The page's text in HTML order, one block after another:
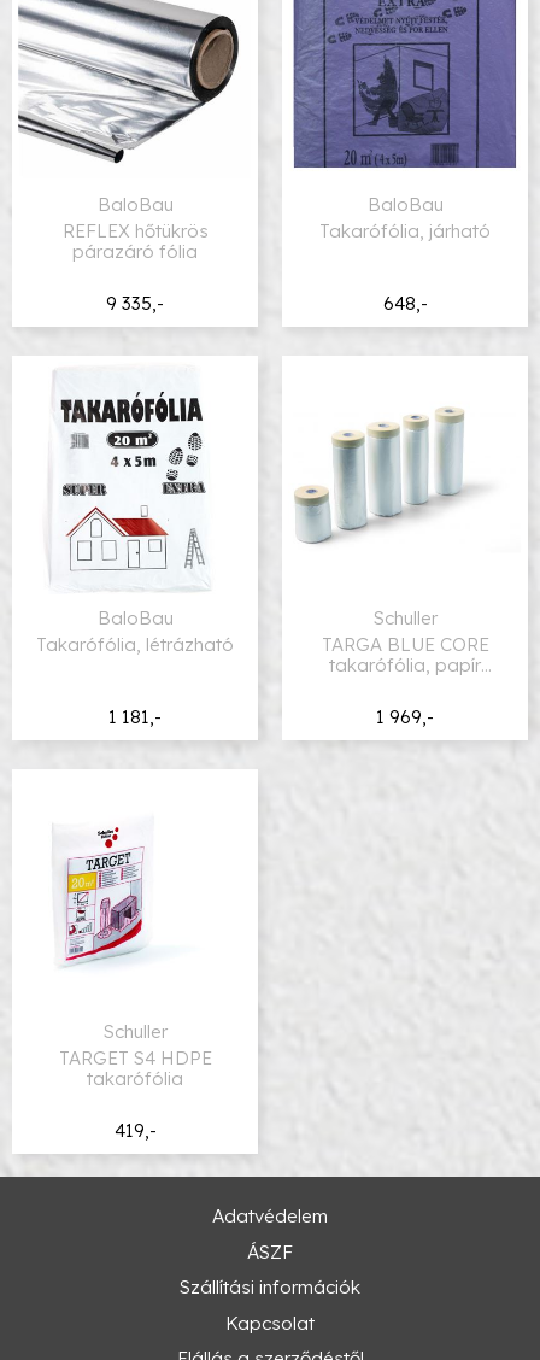
9 335,-
BaloBau
REFLEX hőtükrös
párazáró fólia
648,-
BaloBau
Takarófólia, járható
1 181,-
BaloBau
Takarófólia, létrázható
1 969,-
Schuller
TARGA BLUE CORE
takarófólia, papír
419,-
Schuller
TARGET S4 HDPE
takarófólia
Adatvédelem
ÁSZF
Szállítási információk
Kapcsolat